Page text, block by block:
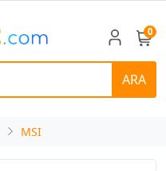
ARA
0
MSI